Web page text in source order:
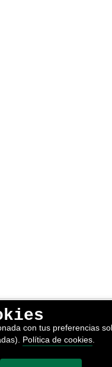
con tus preferencias
Política de cookies.